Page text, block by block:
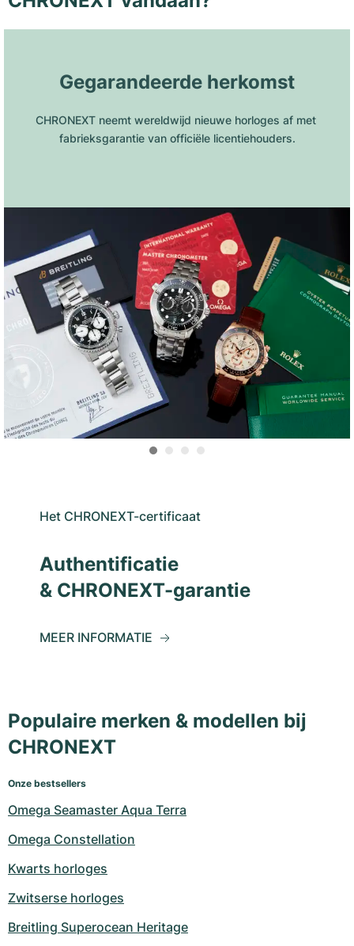
Gegarandeerde herkomst
CHRONEXT neemt wereldwijd nieuwe horloges af met
fabrieksgarantie van officiële licentiehouders.
Het CHRONEXT-certificaat
Authentificatie
& CHRONEXT-garantie
MEER INFORMATIE
Populaire merken & modellen bij
CHRONEXT
Onze bestsellers
Omega Seamaster Aqua Terra
Omega Constellation
Kwarts horloges
Zwitserse horloges
Breitling Superocean Heritage